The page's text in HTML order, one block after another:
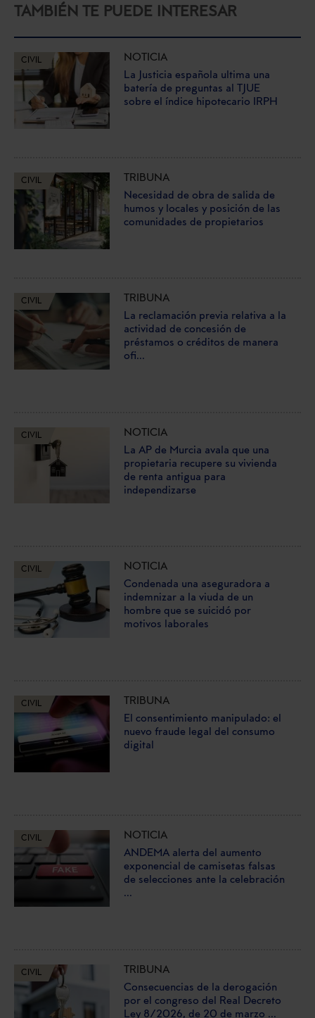
TAMBIÉN TE PUEDE INTERESAR
CIVIL
NOTICIA
La Justicia española ultima una
batería de preguntas al TJUE
sobre el índice hipotecario IRPH
CIVIL
TRIBUNA
Necesidad de obra de salida de
humos y locales y posición de las
comunidades de propietarios
CIVIL
TRIBUNA
La reclamación previa relativa a la
actividad de concesión de
préstamos o créditos de manera
ofi...
CIVIL
NOTICIA
La AP de Murcia avala que una
propietaria recupere su vivienda
de renta antigua para
independizarse
CIVIL
NOTICIA
Condenada una aseguradora a
indemnizar a la viuda de un
hombre que se suicidó por
motivos laborales
CIVIL
TRIBUNA
El consentimiento manipulado: el
nuevo fraude legal del consumo
digital
CIVIL
NOTICIA
ANDEMA alerta del aumento
exponencial de camisetas falsas
de selecciones ante la celebración
...
CIVIL
TRIBUNA
Consecuencias de la derogación
por el congreso del Real Decreto
Ley 8/2026, de 20 de marzo ...